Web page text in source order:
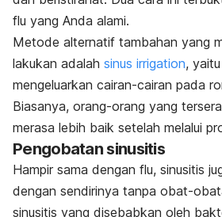
flu yang Anda alami.
Metode alternatif tambahan yang
lakukan adalah sinus irrigation,
mengeluarkan cairan-cairan pada
Biasanya, orang-orang yang
merasa lebih baik setelah melalui
Pengobatan sinusitis
Hampir sama dengan flu, sinusitis
dengan sendirinya tanpa obat-
sinusitis yang disebabkan oleh